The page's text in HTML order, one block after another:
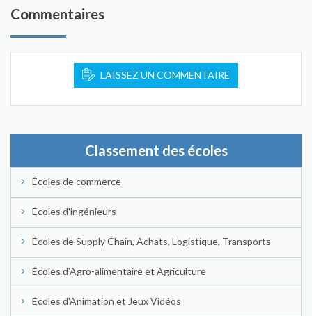
Commentaires
LAISSEZ UN COMMENTAIRE
Classement des écoles
Écoles de commerce
Écoles d'ingénieurs
Écoles de Supply Chain, Achats, Logistique, Transports
Écoles d'Agro-alimentaire et Agriculture
Écoles d'Animation et Jeux Vidéos